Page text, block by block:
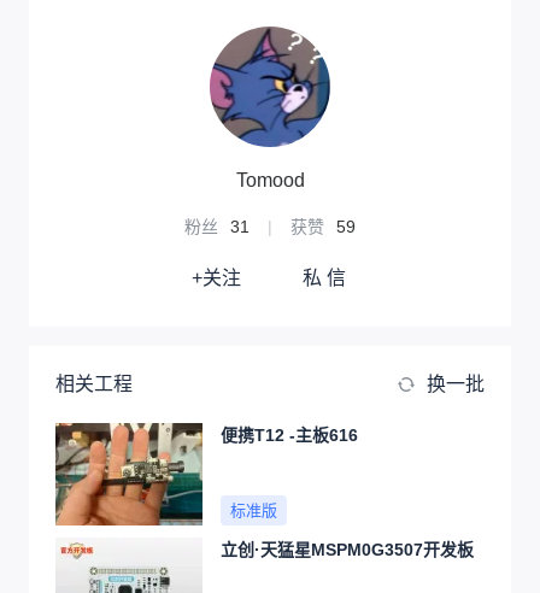
Tomood
粉丝 31 | 获赞 59
+关注 私 信
相关工程 换一批
便携T12 -主板616
标准版
立创·天猛星MSPM0G3507开发板